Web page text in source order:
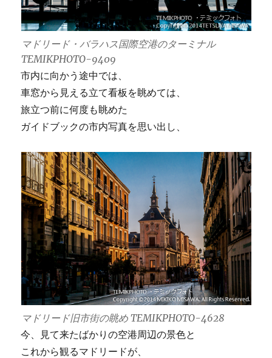
マドリード・バラハス国際空港のターミナル
TEMIKPHOTO-9409
市内に向かう途中では、
車窓から見える立て看板を眺めては、
旅立つ前に何度も眺めた
ガイドブックの市内写真を思い出し、
マドリード旧市街の眺め TEMIKPHOTO-4628
今、見て来たばかりの空港周辺の景色と
これから観るマドリードが、